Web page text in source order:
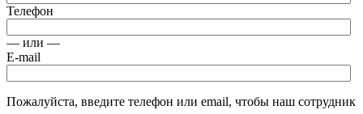
Телефон
— или —
E-mail
Пожалуйста, введите телефон или email, чтобы наш сотрудник